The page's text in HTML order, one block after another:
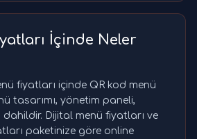
İçinde Neler
fiyatları içinde QR kod menü
tasarımı, yönetim paneli,
dahildir. Dijital menü fiyatları ve
paketinize göre online